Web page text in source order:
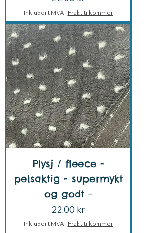
Inkludert MVA | Frakt tilkommer
Plysj / fleece -
pelsaktig - supermykt
og godt -
Pris
22,00 kr
Inkludert MVA | Frakt tilkommer